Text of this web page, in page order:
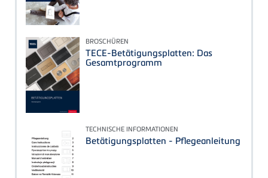
BROSCHÜREN
TECE-Betätigungsplatten: Das
Gesamtprogramm
TECHNISCHE INFORMATIONEN
Betätigungsplatten - Pflegeanleitung